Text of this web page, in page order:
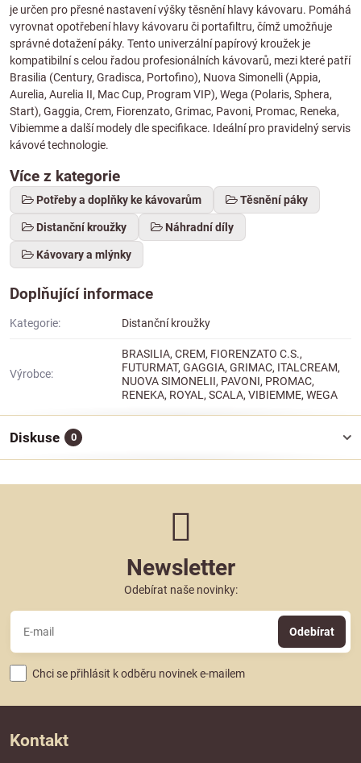
je určen pro přesné nastavení výšky těsnění hlavy kávovaru. Pomáhá
vyrovnat opotřebení hlavy kávovaru či portafiltru, čímž umožňuje
správné dotažení páky. Tento univerzální papírový kroužek je
kompatibilní s celou řadou profesionálních kávovarů, mezi které patří
Brasilia (Century, Gradisca, Portofino), Nuova Simonelli (Appia,
Aurelia, Aurelia II, Mac Cup, Program VIP), Wega (Polaris, Sphera,
Start), Gaggia, Crem, Fiorenzato, Grimac, Pavoni, Promac, Reneka,
Vibiemme a další modely dle specifikace. Ideální pro pravidelný servis
kávové technologie.
Více z kategorie
Potřeby a doplňky ke kávovarům Těsnění páky
Distanční kroužky Náhradní díly
Kávovary a mlýnky
Doplňující informace
Kategorie: Distanční kroužky
Výrobce:
BRASILIA, CREM, FIORENZATO C.S.,
FUTURMAT, GAGGIA, GRIMAC, ITALCREAM,
NUOVA SIMONELII, PAVONI, PROMAC,
RENEKA, ROYAL, SCALA, VIBIEMME, WEGA
Diskuse 0
Newsletter
Odebírat naše novinky:
Odebírat
Chci se přihlásit k odběru novinek e-mailem
Kontakt